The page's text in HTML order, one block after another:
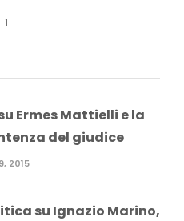
1
Ermes Mattielli e la
del giudice
2015
su Ignazio Marino,